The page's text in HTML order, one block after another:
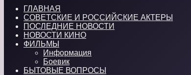
ГЛАВНАЯ
СОВЕТСКИЕ И РОССИЙСКИЕ АКТЕРЫ
ПОСЛЕДНИЕ НОВОСТИ
НОВОСТИ КИНО
ФИЛЬМЫ
Информация
Боевик
БЫТОВЫЕ ВОПРОСЫ